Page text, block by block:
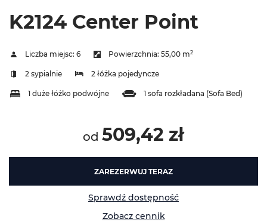
K2124 Center Point
Liczba miejsc: 6 Powierzchnia: 55,00 m2
2 sypialnie 2 łóżka pojedyncze
1 duże łóżko podwójne 1 sofa rozkładana (Sofa Bed)
od 509,42 zł
ZAREZERWUJ TERAZ
Sprawdź dostępność
Zobacz cennik